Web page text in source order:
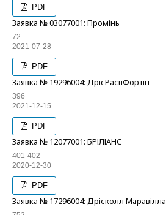
PDF
Заявка № 03077001: Промінь
72
2021-07-28
PDF
Заявка № 19296004: ДрісРаспФортін
396
2021-12-15
PDF
Заявка № 12077001: БРІЛІАНС
401-402
2020-12-30
PDF
Заявка № 17296004: Дрісколл Маравілла